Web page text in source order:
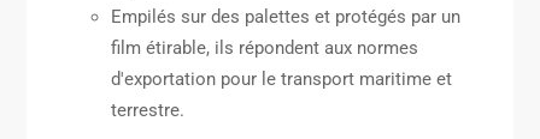
Empilés sur des palettes et protégés par un
film étirable, ils répondent aux normes
d'exportation pour le transport maritime et
terrestre.